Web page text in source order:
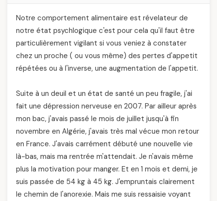
Notre comportement alimentaire est révelateur de
notre état psychlogique c'est pour cela qu'il faut être
particulièrement vigilant si vous veniez à constater
chez un proche ( ou vous même) des pertes d'appetit
répétées ou à l'inverse, une augmentation de l'appetit.
Suite à un deuil et un état de santé un peu fragile, j'ai
fait une dépression nerveuse en 2007. Par ailleur après
mon bac, j'avais passé le mois de juillet jusqu'à fin
novembre en Algérie, j'avais très mal vécue mon retour
en France. J'avais carrément débuté une nouvelle vie
là-bas, mais ma rentrée m'attendait. Je n'avais même
plus la motivation pour manger. Et en 1 mois et demi, je
suis passée de 54 kg à 45 kg. J'empruntais clairement
le chemin de l'anorexie. Mais me suis ressaisie voyant